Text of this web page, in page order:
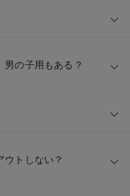
の子用もある？
トしない？